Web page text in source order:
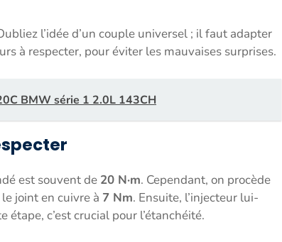
l’idée d’un couple universel ; il faut adapter
à respecter, pour éviter les mauvaises surprises.
BMW série 1 2.0L 143CH
est souvent de 20 N·m. Cependant, on procède
joint en cuivre à 7 Nm. Ensuite, l’injecteur lui-
étape, c’est crucial pour l’étanchéité.